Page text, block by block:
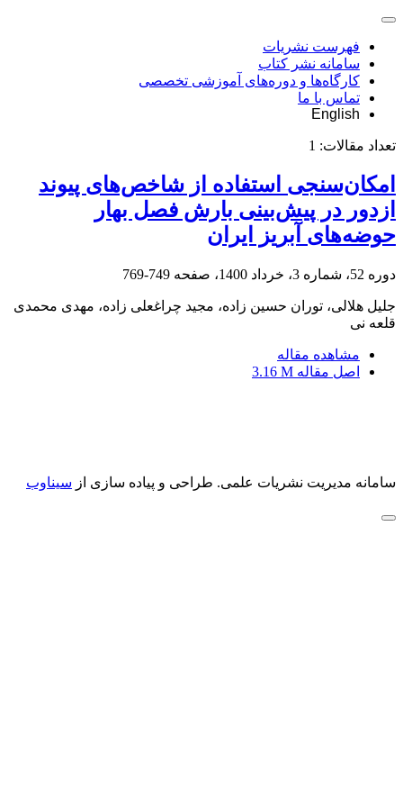
فهرست نشریات
سامانه نشر کتاب
کارگاه‌ها و دوره‌های آموزشی تخصصی
تماس با ما
English
تعداد مقالات: 1
امکان‌سنجی استفاده از شاخص‌های پیوند
ازدور در پیش‌بینی بارش فصل بهار
حوضه‌های آبریز ایران
دوره 52، شماره 3، خرداد 1400، صفحه 749-769
جلیل هلالی، توران حسین زاده، مجید چراغعلی زاده، مهدی محمدی
قلعه نی
مشاهده مقاله
اصل مقاله 3.16 M
سامانه مدیریت نشریات علمی. طراحی و پیاده سازی از سیناوب